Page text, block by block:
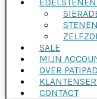
SALE
MIJN
OVER
CONTACT